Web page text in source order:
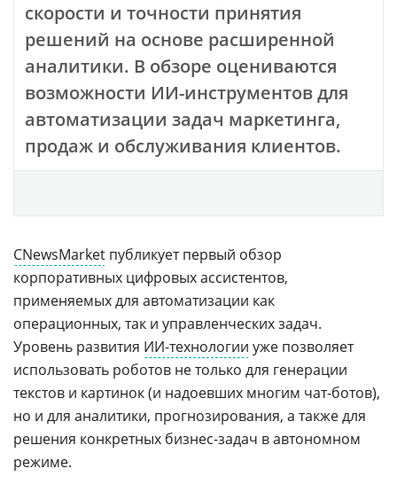
скорости и точности принятия
решений на основе расширенной
аналитики. В обзоре оцениваются
возможности ИИ-инструментов для
автоматизации задач маркетинга,
продаж и обслуживания клиентов.
CNewsMarket публикует первый обзор
корпоративных цифровых ассистентов,
применяемых для автоматизации как
операционных, так и управленческих задач.
Уровень развития ИИ-технологии уже позволяет
использовать роботов не только для генерации
текстов и картинок (и надоевших многим чат-ботов),
но и для аналитики, прогнозирования, а также для
решения конкретных бизнес-задач в автономном
режиме.